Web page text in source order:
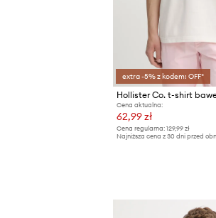
extra -5% z kodem: OFF*
Hollister Co. t-shirt
Cena aktualna:
62,99 zł
Cena regularna: 129,99 zł
Najniższa cena z 30 dni przed